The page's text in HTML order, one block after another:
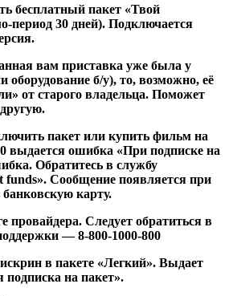
бесплатный пакет «Твой
период 30 дней). Подключается
вам приставка уже была у
оборудование б/у), то, возможно, её
от старого владельца. Поможет
пакет или купить фильм на
выдается ошибка «При подписке на
Обратитесь в службу
funds». Сообщение появляется при
карту.
Следует обратиться в
— 8-800-1000-800
в пакете «Легкий». Выдает
на пакет».